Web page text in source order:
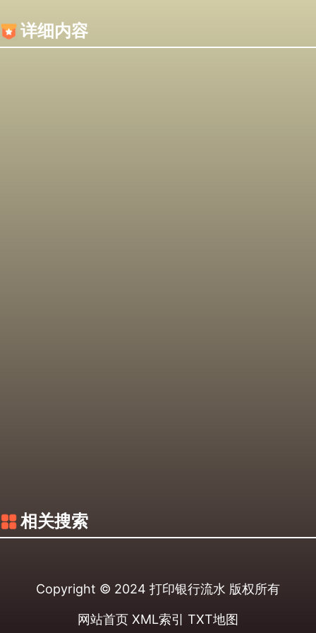
详细内容
相关搜索
Copyright © 2024 打印银行流水 版权所有
网站首页 XML索引 TXT地图